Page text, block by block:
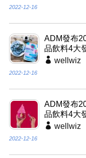
2022-12-16
ADM發布
品飲料4大
wellwiz
2022-12-16
ADM發布
品飲料4大
wellwiz
2022-12-16